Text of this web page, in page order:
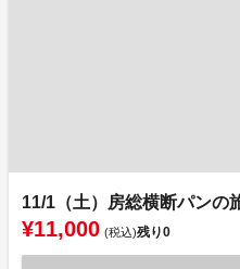
11/1（土）房総横断パンの
¥11,000 (税込)残り0